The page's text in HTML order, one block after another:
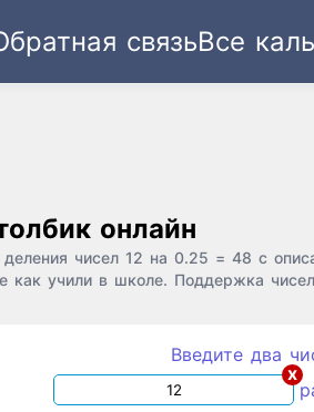
связьВсе
онлайн
чисел 12 на 0.25 = 48 с
как учили в школе. Поддержка
Введите два
x